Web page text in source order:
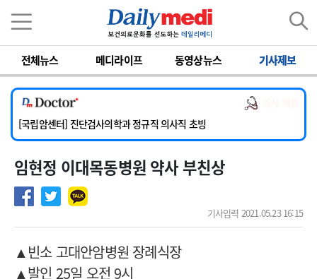
전체뉴스 메디라이프 동영상뉴스 기사제보
[서울아산병원] 2026년 하반기 인턴 모집
[명지병원] 하반기 전공의(인턴) 모집
[국립암센터] 진단검사의학과 정규직 의사직 초빙
[인제대학교해운대백병원] 치과 진료교수 모집 공고
[서울아산병원] 2026년 하반기 인턴 모집
[명지병원] 하반기 전공의(인턴) 모집
임현정 이대목동병원 약사 부친상
기사입력 2021.05.23 16:15
▲빈소 고대안암병원 장례식장
▲발인 25일 오전 9시